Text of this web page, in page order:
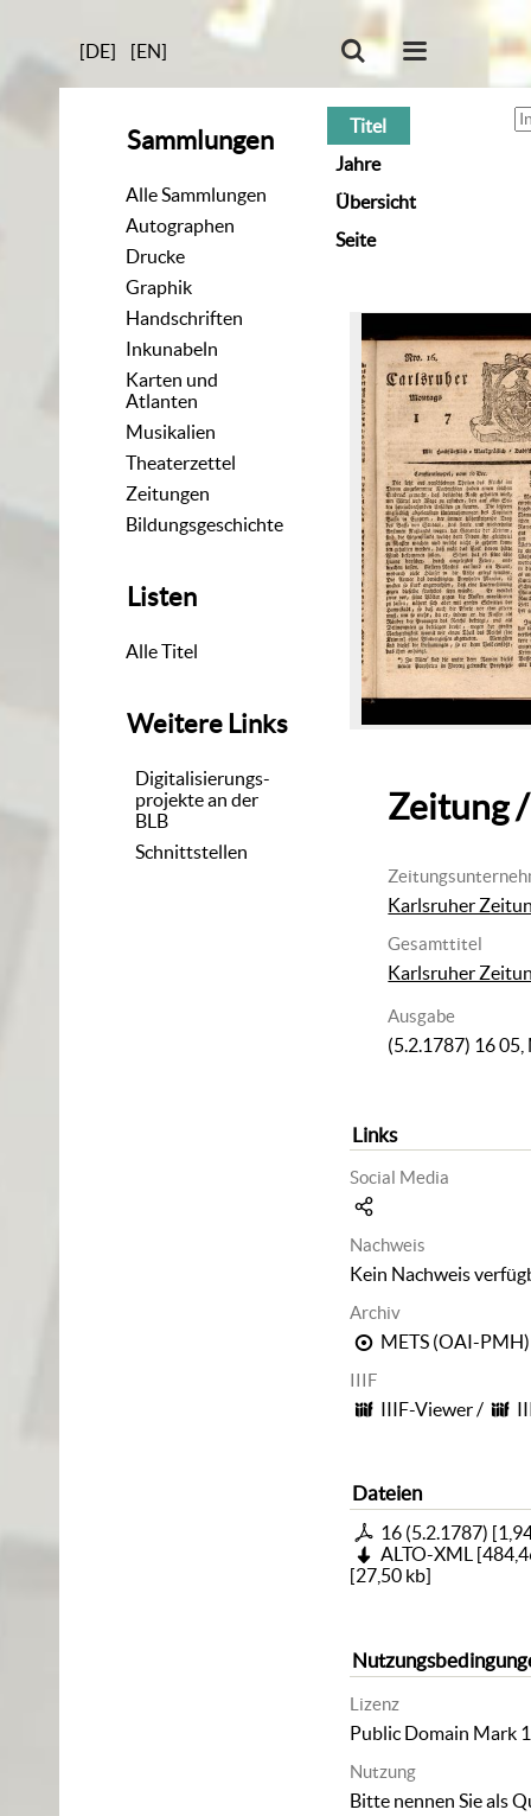
[DE] [EN]
Sammlungen
Alle Sammlungen
Autographen
Drucke
Graphik
Handschriften
Inkunabeln
Karten und
Atlanten
Musikalien
Theaterzettel
Zeitungen
Bildungsgeschichte
Listen
Alle Titel
Weitere Links
Digitalisierungs-
projekte an der
BLB
Schnittstellen
Titel
Jahre
Übersicht
Seite
Zeitung
Karlsruher
Gesamttitel
Karlsruher
Ausgabe
(5.2.1787) 1605,
Links
Social Media
Nachweis
Kein Nachweis
Archiv
METS (OAI-PMH)
IIIF
IIIF-Viewer/
Dateien
16 (5.2.1787) [
ALTO-XML [
[27,50 kb]
Lizenz
Public Domain Mark
Nutzung
Bitte nennen Sie als